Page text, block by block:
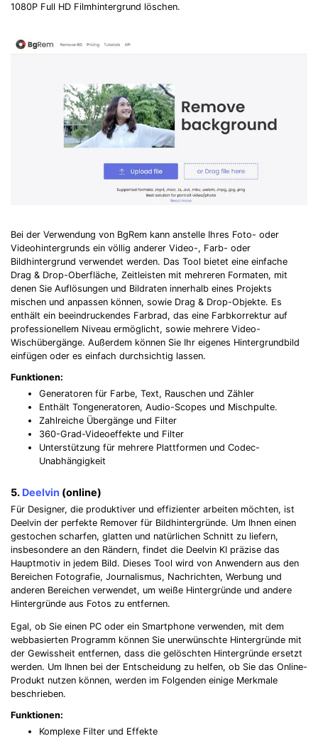
1080P Full HD Filmhintergrund löschen.
Bei der Verwendung von BgRem kann anstelle Ihres Foto- oder
Videohintergrunds ein völlig anderer Video-, Farb- oder
Bildhintergrund verwendet werden. Das Tool bietet eine einfache
Drag & Drop-Oberfläche, Zeitleisten mit mehreren Formaten, mit
denen Sie Auflösungen und Bildraten innerhalb eines Projekts
mischen und anpassen können, sowie Drag & Drop-Objekte. Es
enthält ein beeindruckendes Farbrad, das eine Farbkorrektur auf
professionellem Niveau ermöglicht, sowie mehrere Video-
Wischübergänge. Außerdem können Sie Ihr eigenes Hintergrundbild
einfügen oder es einfach durchsichtig lassen.
Funktionen:
Generatoren für Farbe, Text, Rauschen und Zähler
Enthält Tongeneratoren, Audio-Scopes und Mischpulte.
Zahlreiche Übergänge und Filter
360-Grad-Videoeffekte und Filter
Unterstützung für mehrere Plattformen und Codec-
Unabhängigkeit
5. Deelvin (online)
Für Designer, die produktiver und effizienter arbeiten möchten, ist
Deelvin der perfekte Remover für Bildhintergründe. Um Ihnen einen
gestochen scharfen, glatten und natürlichen Schnitt zu liefern,
insbesondere an den Rändern, findet die Deelvin KI präzise das
Hauptmotiv in jedem Bild. Dieses Tool wird von Anwendern aus den
Bereichen Fotografie, Journalismus, Nachrichten, Werbung und
anderen Bereichen verwendet, um weiße Hintergründe und andere
Hintergründe aus Fotos zu entfernen.
Egal, ob Sie einen PC oder ein Smartphone verwenden, mit dem
webbasierten Programm können Sie unerwünschte Hintergründe mit
der Gewissheit entfernen, dass die gelöschten Hintergründe ersetzt
werden. Um Ihnen bei der Entscheidung zu helfen, ob Sie das Online-
Produkt nutzen können, werden im Folgenden einige Merkmale
beschrieben.
Funktionen:
Komplexe Filter und Effekte